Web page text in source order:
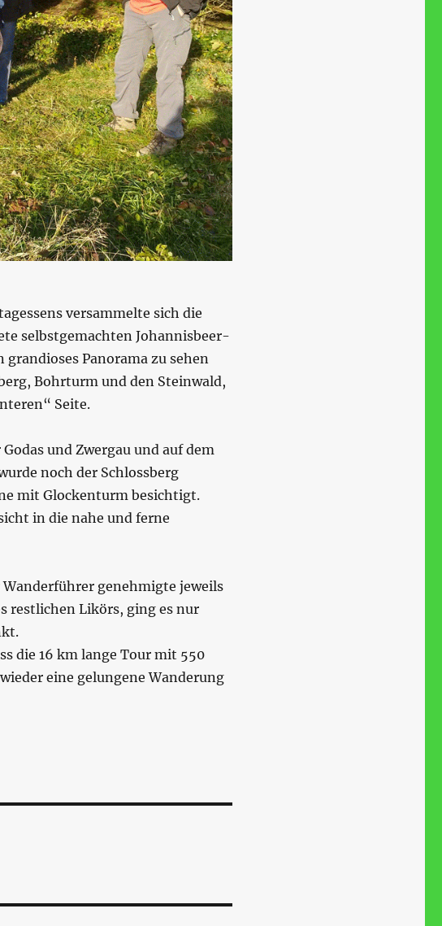
versammelte sich die
selbstgemachten Johannisbeer-
Panorama zu sehen
Bohrturm und den Steinwald,
Seite.
und Zwergau und auf dem
noch der Schlossberg
mit Glockenturm besichtigt.
in die nahe und ferne
genehmigte jeweils
restlichen Likörs, ging es nur
die 16 km lange Tour mit 550
eine gelungene Wanderung